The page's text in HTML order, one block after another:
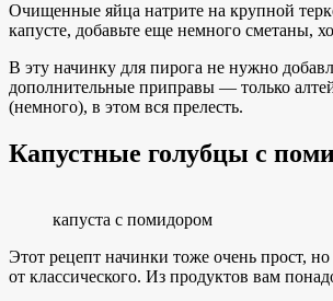
Очищенные яйца натрите на крупной
капусте, добавьте еще немного сметаны,
В эту начинку для пирога не нужно
дополнительные приправы — только
(немного), в этом вся прелесть.
Капустные голубцы с
капуста с помидором
Этот рецепт начинки тоже очень прост, но
от классического. Из продуктов вам